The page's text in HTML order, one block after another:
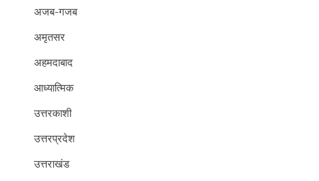
अजब-गजब
अमृतसर
अहमदाबाद
आध्यात्मिक
उत्तरकाशी
उत्तरप्रदेश
उत्तराखंड